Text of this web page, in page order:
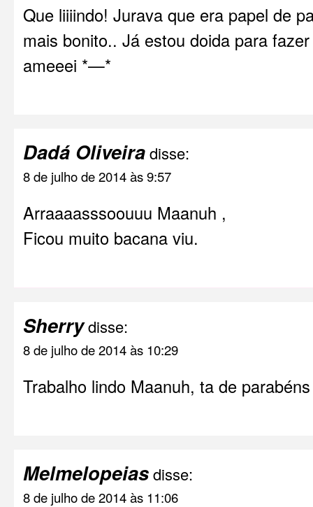
Que liiiindo! Jurava que era papel de
mais bonito.. Já estou doida para
ameeei *—*
Dadá Oliveiradisse:
8 de julho de 2014 às 9:57
Arraaaasssoouuu Maanuh ,
Ficou muito bacana viu.
Sherrydisse:
8 de julho de 2014 às 10:29
Trabalho lindo Maanuh, ta de
Melmelopeiasdisse:
8 de julho de 2014 às 11:06